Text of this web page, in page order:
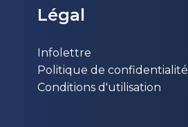
Légal
Infolettre
Politique de confidentialité
Conditions d'utilisation